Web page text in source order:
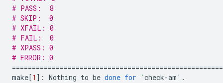
# PASS:  8
# SKIP:  0
# XFAIL: 0
# FAIL:  0
# XPASS: 0
# ERROR: 0
make[1 ] : Nothing to be done for `check-am '